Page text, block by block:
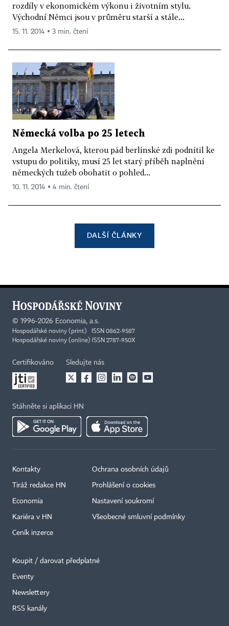
rozdíly v ekonomickém výkonu i životním stylu.
Východní Němci jsou v průměru starší a stále...
15. 11. 2014 ▪ 3 min. čtení
Německá volba po 25 letech
Angela Merkelová, kterou pád berlínské zdi podnítil ke
vstupu do politiky, musí 25 let starý příběh naplnění
německých tužeb obohatit o pohled...
10. 11. 2014 ▪ 4 min. čtení
DALŠÍ ČLÁNKY
© 1996-2026 Economia, a.s.
Hospodářské noviny (print) ISSN 0862-9587
Hospodářské noviny (online) ISSN 2787-950X
Certifikováno Sledujte nás
Stáhněte si aplikaci HN
Kontakty
Tiráž redakce HN
Economia
Kariéra v HN
Ceník inzerce
Ochrana osobních údajů
Prohlášení o cookies
Nastavení soukromí
Všeobecné smluvní podmínky
Koupit / darovat předplatné
Eventy
Newslettery
RSS kanály